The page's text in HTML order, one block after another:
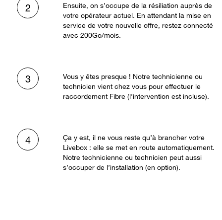
2
Ensuite, on s’occupe de la résiliation auprès de
votre opérateur actuel. En attendant la mise en
service de votre nouvelle offre, restez connecté
avec 200Go/mois.
3
Vous y êtes presque ! Notre technicienne ou
technicien vient chez vous pour effectuer le
raccordement Fibre (l’intervention est incluse).
4
Ça y est, il ne vous reste qu’à brancher votre
Livebox : elle se met en route automatiquement.
Notre technicienne ou technicien peut aussi
s’occuper de l’installation (en option).